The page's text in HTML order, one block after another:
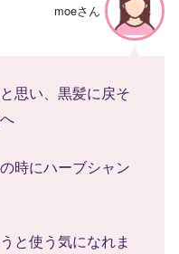
moeさん
思い、黒髪に戻そ
時にハーブシャン
と使う気になれま